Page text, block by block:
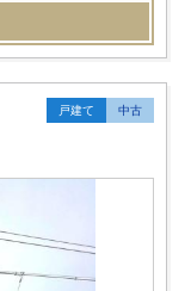
戸建て 中古